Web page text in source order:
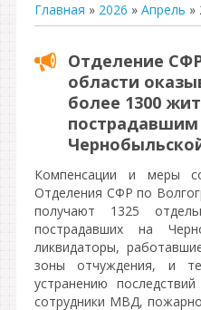
Главная » 2026 » Апрель »
Отделение
области
более 1300
пострадавшим
Компенсации и меры
Отделения СФР по
получают 1325
пострадавших на
ликвидаторы,
зоны отчуждения, и
устранению
сотрудники МВД,